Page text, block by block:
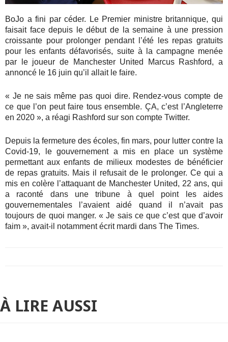
BoJo a fini par céder. Le Premier ministre britannique, qui
faisait face depuis le début de la semaine à une pression
croissante pour prolonger pendant l’été les repas gratuits
pour les enfants défavorisés, suite à la campagne menée
par le joueur de Manchester United Marcus Rashford, a
annoncé le 16 juin qu’il allait le faire.
« Je ne sais même pas quoi dire. Rendez-vous compte de
ce que l’on peut faire tous ensemble. ÇA, c’est l’Angleterre
en 2020 », a réagi Rashford sur son compte Twitter.
Depuis la fermeture des écoles, fin mars, pour lutter contre la
Covid-19, le gouvernement a mis en place un système
permettant aux enfants de milieux modestes de bénéficier
de repas gratuits. Mais il refusait de le prolonger. Ce qui a
mis en colère l’attaquant de Manchester United, 22 ans, qui
a raconté dans une tribune à quel point les aides
gouvernementales l’avaient aidé quand il n’avait pas
toujours de quoi manger. « Je sais ce que c’est que d’avoir
faim », avait-il notamment écrit mardi dans The Times.
À LIRE AUSSI